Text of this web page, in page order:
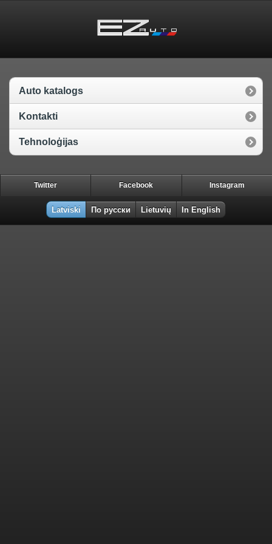
Auto katalogs
Kontakti
Tehnoloģijas
Twitter Facebook Instagram
Latviski По русски Lietuvių In English